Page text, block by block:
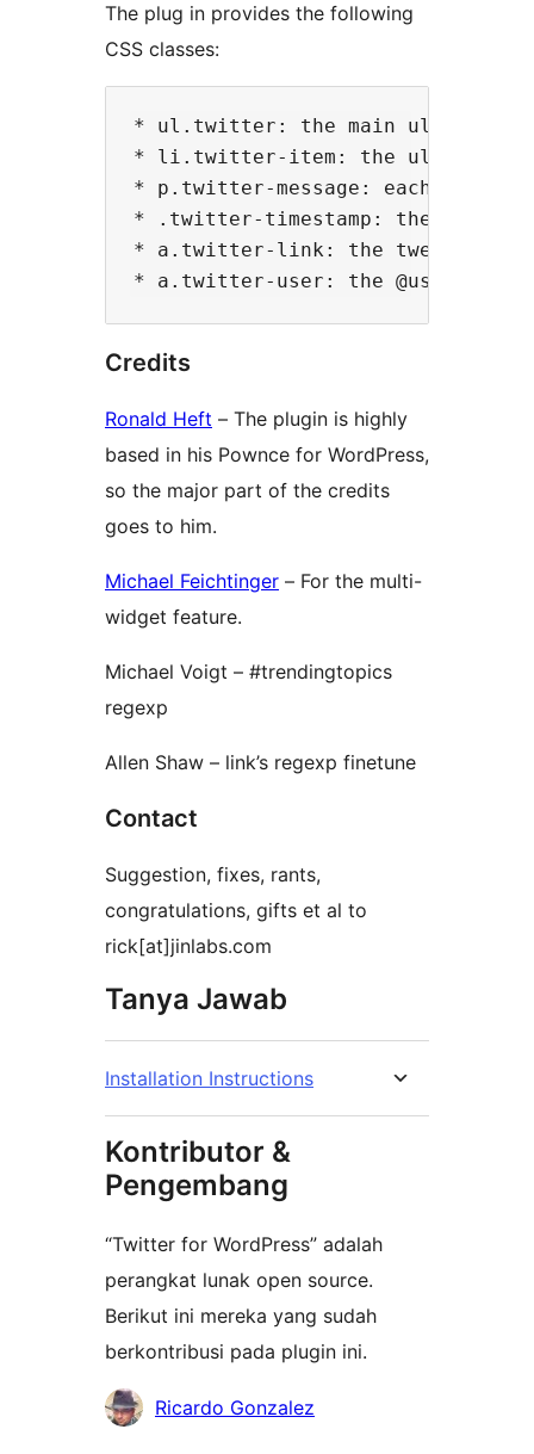
The plug in provides the following
CSS classes:
* ul.twitter: the main ul (if
* li.twitter-item: the ul items
* p.twitter-message: each one of
* .twitter-timestamp: the
* a.twitter-link: the tweet link
Credits
Ronald Heft – The plugin is highly
based in his Pownce for WordPress,
so the major part of the credits
goes to him.
Michael Feichtinger – For the multi-
widget feature.
Michael Voigt – #trendingtopics
regexp
Allen Shaw – link’s regexp finetune
Contact
Suggestion, fixes, rants,
congratulations, gifts et al to
rick[at]jinlabs.com
Tanya Jawab
Installation Instructions
Kontributor &
Pengembang
“Twitter for WordPress” adalah
perangkat lunak open source.
Berikut ini mereka yang sudah
berkontribusi pada plugin ini.
KontributorRicardo Gonzalez